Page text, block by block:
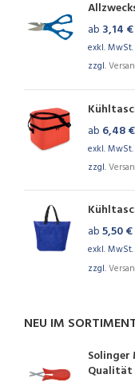
ab 3,14 €
exkl. MwSt.
zzgl.
ab 6,48€
exkl. MwSt.
zzgl.
ab5,50€
exkl. MwSt.
zzgl.
NEU IM
Solinger
Qualität